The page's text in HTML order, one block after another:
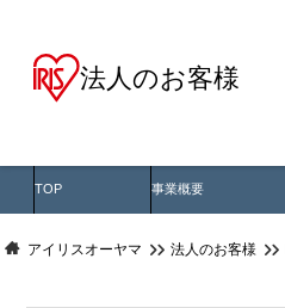
法人のお客様
TOP 事業概要
アイリスオーヤマ 法人のお客様